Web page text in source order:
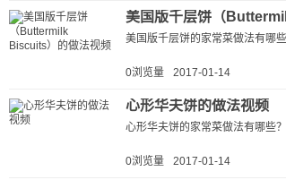
美国版千层饼（
美国版千层饼的家常菜做法有哪
0浏览量 2017-01-14
心形华夫饼的做法视频
心形华夫饼的家常菜做法有哪些
0浏览量 2017-01-14